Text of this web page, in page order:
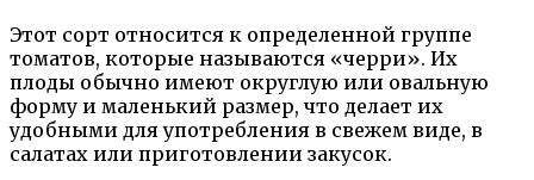
Этот сорт относится к определенной группе
томатов, которые называются «черри». Их
плоды обычно имеют округлую или овальную
форму и маленький размер, что делает их
удобными для употребления в свежем виде, в
салатах или приготовлении закусок.